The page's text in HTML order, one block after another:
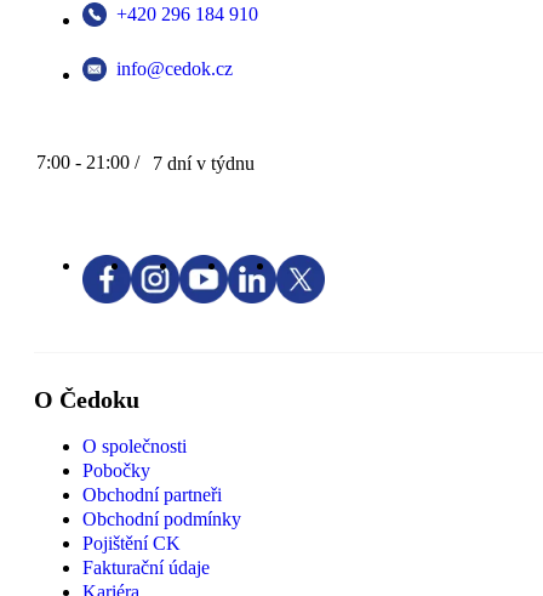
+420 296 184 910
info@cedok.cz
7:00 - 21:00 / 7 dní v týdnu
O Čedoku
O společnosti
Pobočky
Obchodní partneři
Obchodní podmínky
Pojištění CK
Fakturační údaje